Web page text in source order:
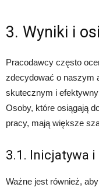
3. Wyniki i
Pracodawcy często
zdecydować o naszym
skutecznym i
Osoby, które osiągają
pracy, mają większe
3.1. Inicjatywa
Ważne jest również,